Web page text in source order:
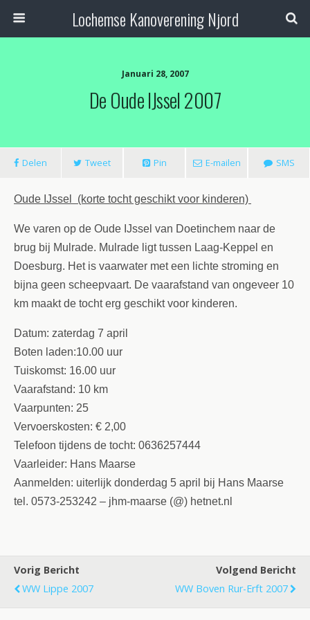
Lochemse Kanoverening Njord
Januari 28, 2007
De Oude IJssel 2007
Delen Tweet Pin E-mailen SMS
Oude IJssel (korte tocht geschikt voor kinderen)
We varen op de Oude IJssel van Doetinchem naar de
brug bij Mulrade. Mulrade ligt tussen Laag-Keppel en
Doesburg. Het is vaarwater met een lichte stroming en
bijna geen scheepvaart. De vaarafstand van ongeveer 10
km maakt de tocht erg geschikt voor kinderen.
Datum: zaterdag 7 april
Boten laden:10.00 uur
Tuiskomst: 16.00 uur
Vaarafstand: 10 km
Vaarpunten: 25
Vervoerskosten: € 2,00
Telefoon tijdens de tocht: 0636257444
Vaarleider: Hans Maarse
Aanmelden: uiterlijk donderdag 5 april
bij Hans Maarse
tel. 0573-253242 – jhm-maarse (@) hetnet.nl
Vorig Bericht
WW Lippe 2007
Volgend Bericht
WW Boven Rur-Erft 2007